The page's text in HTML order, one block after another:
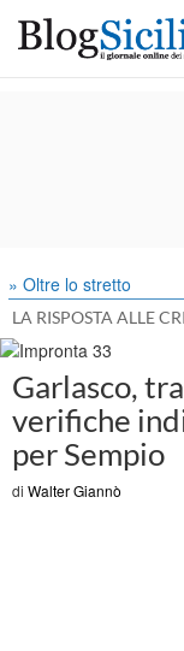
» Oltre lo stretto
LA RISPOSTA ALLE
Garlasco,
verifiche
per Sempio
di Walter Giannò